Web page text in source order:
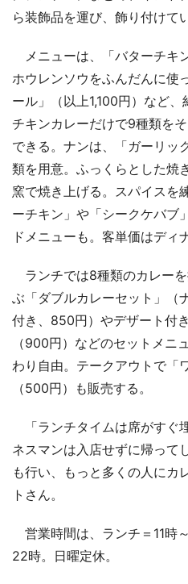
ら装飾品を運び、飾り付けて
メニューは、「バターチキ
ホウレンソウをふんだんに使
ール」（以上1,100円）など、
チキンカレーだけで9種類を
できる。ナンは、「ガーリッ
類を用意。ふっくらとした焼
窯で焼き上げる。スパイスを
ーチキン」や「シークケバブ
ドメニューも。客単価はディ
ランチでは8種類のカレー
ぶ「ダブルカレーセット」（
付き、850円）やデザート付
（900円）などのセットメニ
わり自由。テークアウトで「
（500円）も販売する。
「ランチタイムは席がすぐ
ネスマンは入店せずに帰って
も行い、もっと多くの人にカ
トさん。
営業時間は、ランチ＝11時
22時。日曜定休。